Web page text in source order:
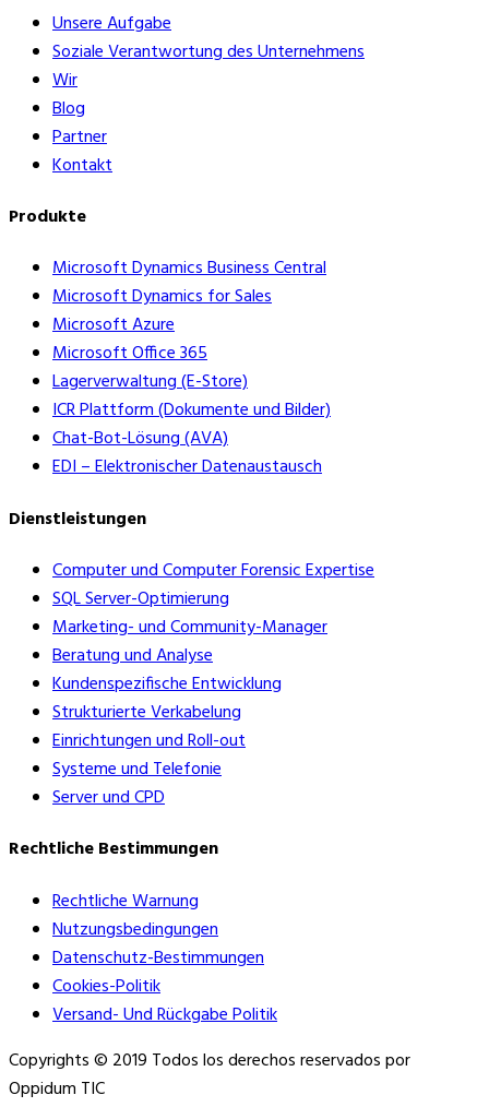
Unsere Aufgabe
Soziale Verantwortung des Unternehmens
Wir
Blog
Partner
Kontakt
Produkte
Microsoft Dynamics Business Central
Microsoft Dynamics for Sales
Microsoft Azure
Microsoft Office 365
Lagerverwaltung (E-Store)
ICR Plattform (Dokumente und Bilder)
Chat-Bot-Lösung (AVA)
EDI – Elektronischer Datenaustausch
Dienstleistungen
Computer und Computer Forensic Expertise
SQL Server-Optimierung
Marketing- und Community-Manager
Beratung und Analyse
Kundenspezifische Entwicklung
Strukturierte Verkabelung
Einrichtungen und Roll-out
Systeme und Telefonie
Server und CPD
Rechtliche Bestimmungen
Rechtliche Warnung
Nutzungsbedingungen
Datenschutz-Bestimmungen
Cookies-Politik
Versand- Und Rückgabe Politik
Copyrights © 2019 Todos los derechos reservados por
Oppidum TIC